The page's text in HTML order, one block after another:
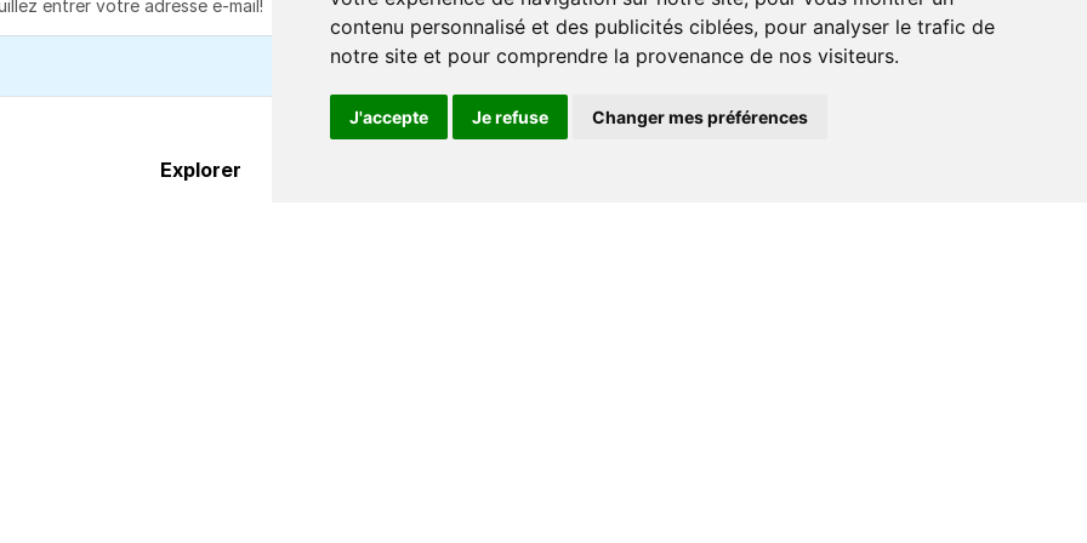
contenu personnalisé et des publicités ciblées, pour analyser le trafic de
notre site et pour comprendre la provenance de nos visiteurs.
J'accepte Je refuse Changer mes préférences
S'abonner
Explorer